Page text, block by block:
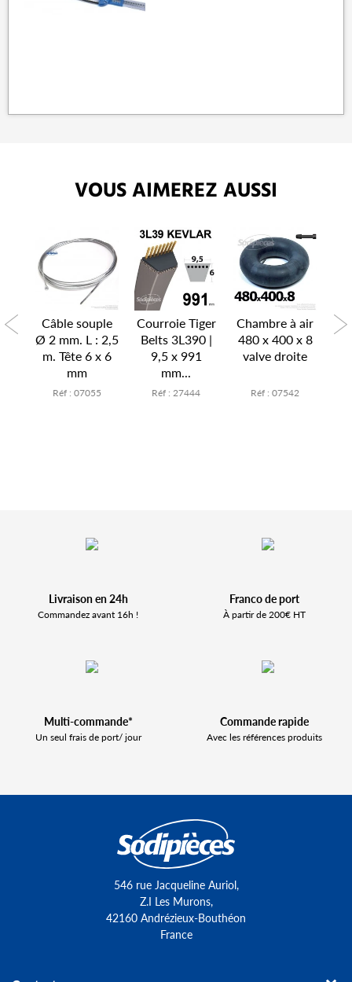
VOUS AIMEREZ AUSSI
Câble souple
Ø 2 mm. L : 2,5
m. Tête 6 x 6
mm
Réf : 07055
Courroie Tiger
Belts 3L390 |
9,5 x 991
mm...
Réf : 27444
Chambre à air
480 x 400 x 8
valve droite
Réf : 07542
Livraison en 24h
Commandez avant 16h !
Franco de port
À partir de 200€ HT
Multi-commande*
Un seul frais de port/ jour
Commande rapide
Avec les références produits
546 rue Jacqueline Auriol,
Z.I Les Murons,
42160 Andrézieux-Bouthéon
France